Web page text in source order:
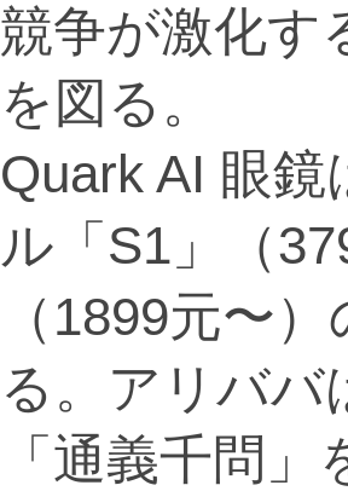
競争が激化す
を図る。
Quark AI 眼
ル「S1」（
（1899元〜
る。アリババ
「通義千問